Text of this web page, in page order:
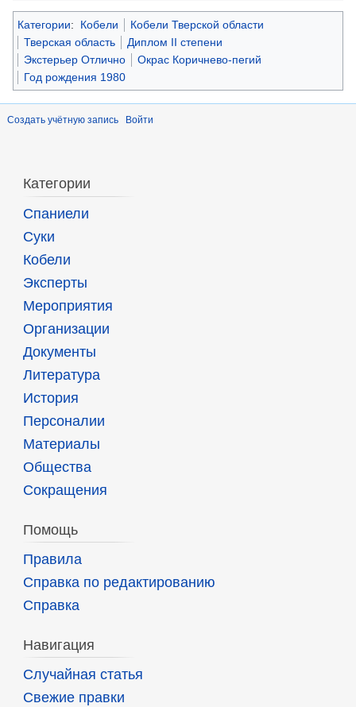
Категории: Кобели
Кобели Тверской области
Тверская область
Диплом II степени
Экстерьер Отлично
Окрас Коричнево-пегий
Год рождения 1980
Создать учётную запись Войти
Категории
Спаниели
Суки
Кобели
Эксперты
Мероприятия
Организации
Документы
Литература
История
Персоналии
Материалы
Общества
Сокращения
Помощь
Правила
Справка по редактированию
Справка
Навигация
Случайная статья
Свежие правки